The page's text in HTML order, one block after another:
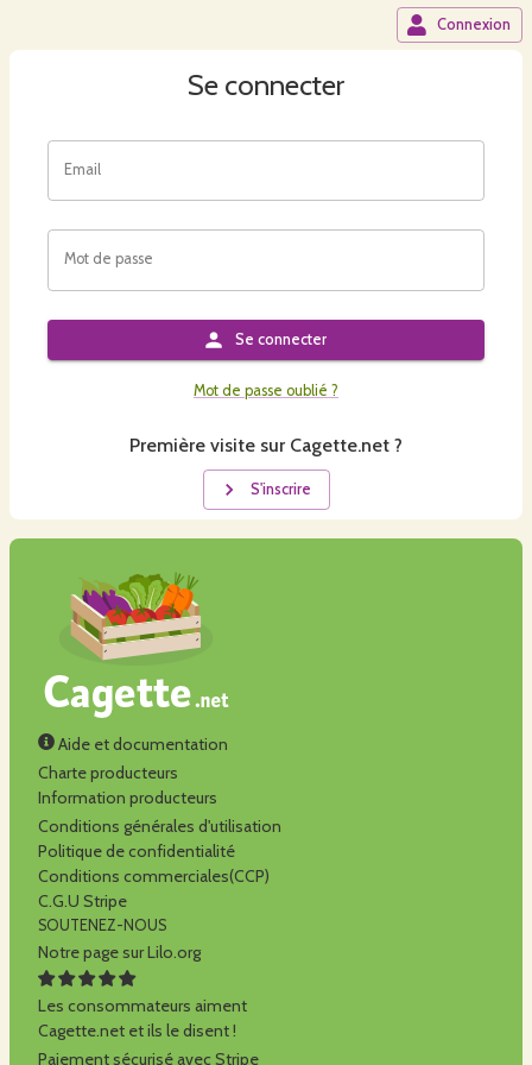
Connexion
Se connecter
Email
Mot de passe
Se connecter
Mot de passe oublié ?
Première visite sur Cagette.net ?
S'inscrire
Aide et documentation
Charte producteurs
Information producteurs
Conditions générales d'utilisation
Politique de confidentialité
Conditions commerciales(CCP)
C.G.U Stripe
SOUTENEZ-NOUS
Notre page sur Lilo.org
Les consommateurs aiment
Cagette.net et ils le disent !
Paiement sécurisé avec Stripe